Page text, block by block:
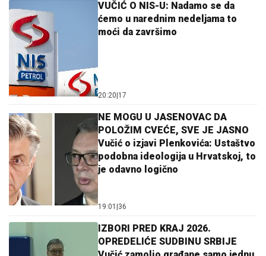
VUČIĆ O NIS-U: Nadamo se da
ćemo u narednim nedeljama to
moći da završimo
20:20|17
NE MOGU U JASENOVAC DA
POLOŽIM CVEĆE, SVE JE JASNO
Vučić o izjavi Plenkovića: Ustaštvo
podobna ideologija u Hrvatskoj, to
je odavno logično
19:01 |36
IZBORI PRED KRAJ 2026.
OPREDELIĆE SUDBINU SRBIJE